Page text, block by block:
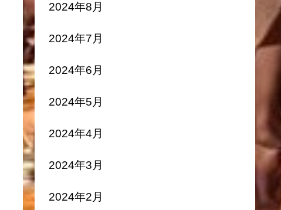
2024年8月
2024年7月
2024年6月
2024年5月
2024年4月
2024年3月
2024年2月